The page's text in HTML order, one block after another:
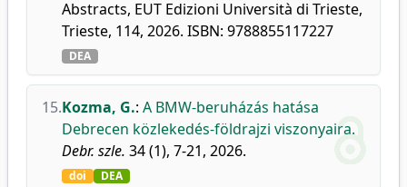
Abstracts, EUT Edizioni Università di Trieste,
Trieste, 114, 2026. ISBN: 9788855117227
DEA
15.Kozma, G.: A BMW-beruházás hatása
Debrecen közlekedés-földrajzi viszonyaira.
Debr. szle. 34 (1), 7-21, 2026.
doi DEA